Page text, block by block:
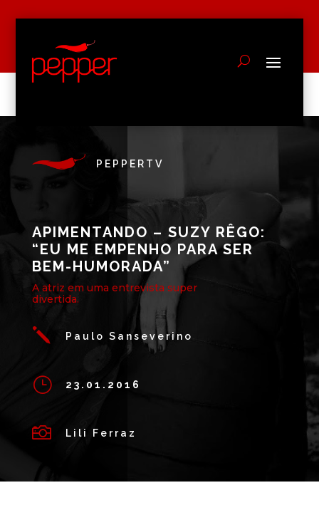
PEPPERTV
APIMENTANDO – SUZY RÊGO:
“EU ME EMPENHO PARA SER
BEM-HUMORADA”
A atriz em uma entrevista super
divertida.
j Paulo Sanseverino
} 23.01.2016
 Lili Ferraz